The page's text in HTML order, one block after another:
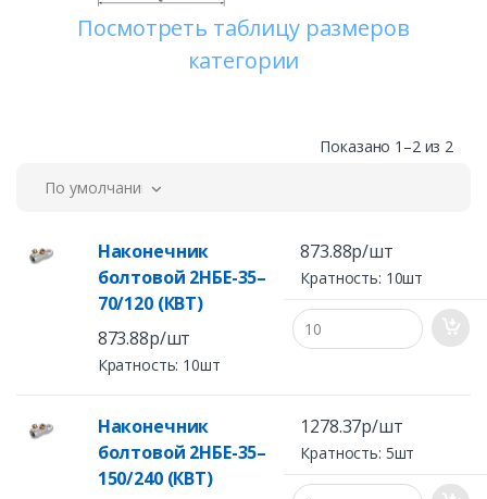
Посмотреть таблицу размеров
категории
Показано 1–2 из 2
По умолчанию
Наконечник
болтовой 2НБЕ-35–
70/120 (КВТ)
873.88р/шт
Кратность: 10шт
873.88р/шт
Кратность: 10шт
Наконечник
болтовой 2НБЕ-35–
150/240 (КВТ)
1278.37р/шт
Кратность: 5шт